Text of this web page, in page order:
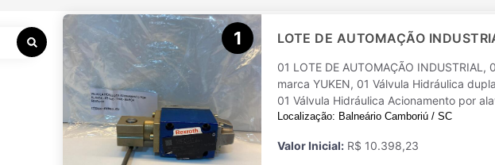
Imprimir Forma
1 LOTE DE AUTOMAÇÃO
01 LOTE DE AUTOMAÇÃO
marca YUKEN, 01 Válvula Hidráulica
01 Válvula Hidráulica Acionamento por
Localização: Balneário Camboriú / SC
Valor Inicial: R$ 10.398,23